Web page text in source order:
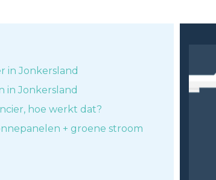
in Jonkersland
in Jonkersland
hoe werkt dat?
+ groene stroom